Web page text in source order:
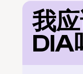
我
DIA